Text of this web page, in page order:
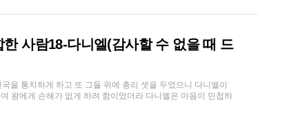
사람18-다니엘(감사할 수 없을 때 드
을 통치하게 하고 또 그들 위에 총리 셋을 두었으니 다니엘이
왕에게 손해가 없게 하려 함이었더라 다니엘은 마음이 민첩하